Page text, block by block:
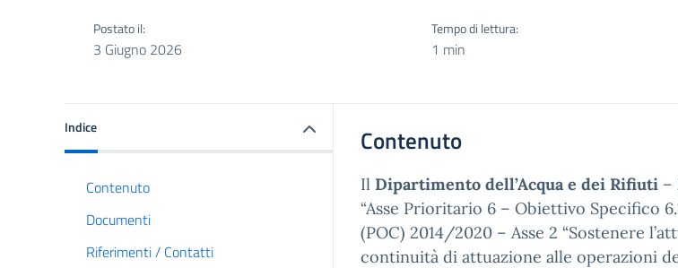
Postato il:
3 Giugno 2026
Tempo di lettura:
1 min
Indice
Contenuto
Documenti
Riferimenti / Contatti
Contenuto
Il Dipartimento dell’Acqua e dei Rifiuti –
“Asse Prioritario 6 – Obiettivo Specifico
(POC) 2014/2020 – Asse 2 “Sostenere
continuità di attuazione alle operazioni